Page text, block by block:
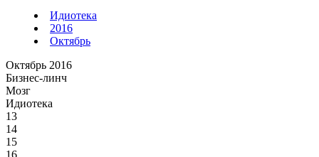
Идиотека
2016
Октябрь
Октябрь 2016
Бизнес-линч
Мозг
Идиотека
13
14
15
16